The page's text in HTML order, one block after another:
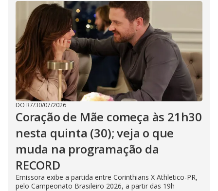
d
e
o
DO R7/30/07/2026
Coração de Mãe começa às 21h30
nesta quinta (30); veja o que
muda na programação da
RECORD
Emissora exibe a partida entre Corinthians X Athletico-PR,
pelo Campeonato Brasileiro 2026, a partir das 19h